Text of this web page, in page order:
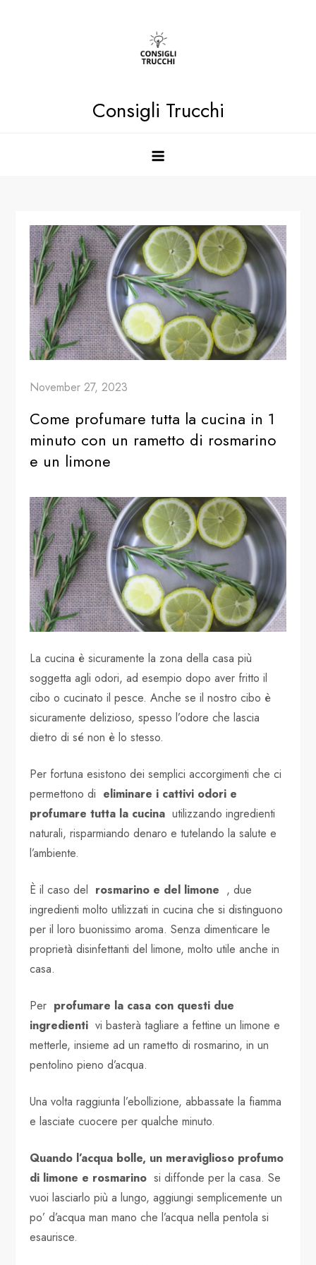
Consigli Trucchi
November 27, 2023
Come profumare tutta la cucina in 1
minuto con un rametto di rosmarino
e un limone
La cucina è sicuramente la zona della casa più
soggetta agli odori, ad esempio dopo aver fritto il
cibo o cucinato il pesce. Anche se il nostro cibo è
sicuramente delizioso, spesso l’odore che lascia
dietro di sé non è lo stesso.
Per fortuna esistono dei semplici accorgimenti che ci
permettono di eliminare i cattivi odori e
profumare tutta la cucina utilizzando ingredienti
naturali, risparmiando denaro e tutelando la salute e
l’ambiente.
È il caso del rosmarino e del limone , due
ingredienti molto utilizzati in cucina che si distinguono
per il loro buonissimo aroma. Senza dimenticare le
proprietà disinfettanti del limone, molto utile anche in
casa.
Per profumare la casa con questi due
ingredienti vi basterà tagliare a fettine un limone e
metterle, insieme ad un rametto di rosmarino, in un
pentolino pieno d’acqua.
Una volta raggiunta l’ebollizione, abbassate la fiamma
e lasciate cuocere per qualche minuto.
Quando l’acqua bolle, un meraviglioso profumo
di limone e rosmarino si diffonde per la casa. Se
vuoi lasciarlo più a lungo, aggiungi semplicemente un
po’ d’acqua man mano che l’acqua nella pentola si
esaurisce.